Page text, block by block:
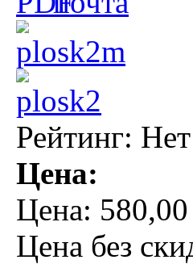
Рейтинг:
Цена:
Цена:
Цена без